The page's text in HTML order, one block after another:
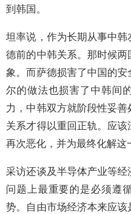
到韩国。
坦率说，作为长期从事中
德前的中韩关系。那时候
象。而萨德损害了中国的
尔的做法也损害了中韩间
力，中韩双方就阶段性妥
关系才得以重回正轨。应
再次恶化，并为最终化解这
采访还谈及半导体产业等
问题上最重要的是必须遵
势。自由市场经济本来应该